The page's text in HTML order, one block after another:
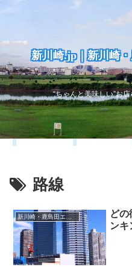
新川崎.jp｜新川崎
“ちゃんと美味しい”お
路線
新川崎・鹿島田エリア
どの
ンキ